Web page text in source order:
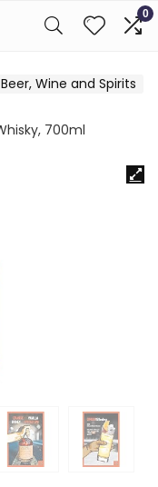
0
Beer, Wine and Spirits
700ml